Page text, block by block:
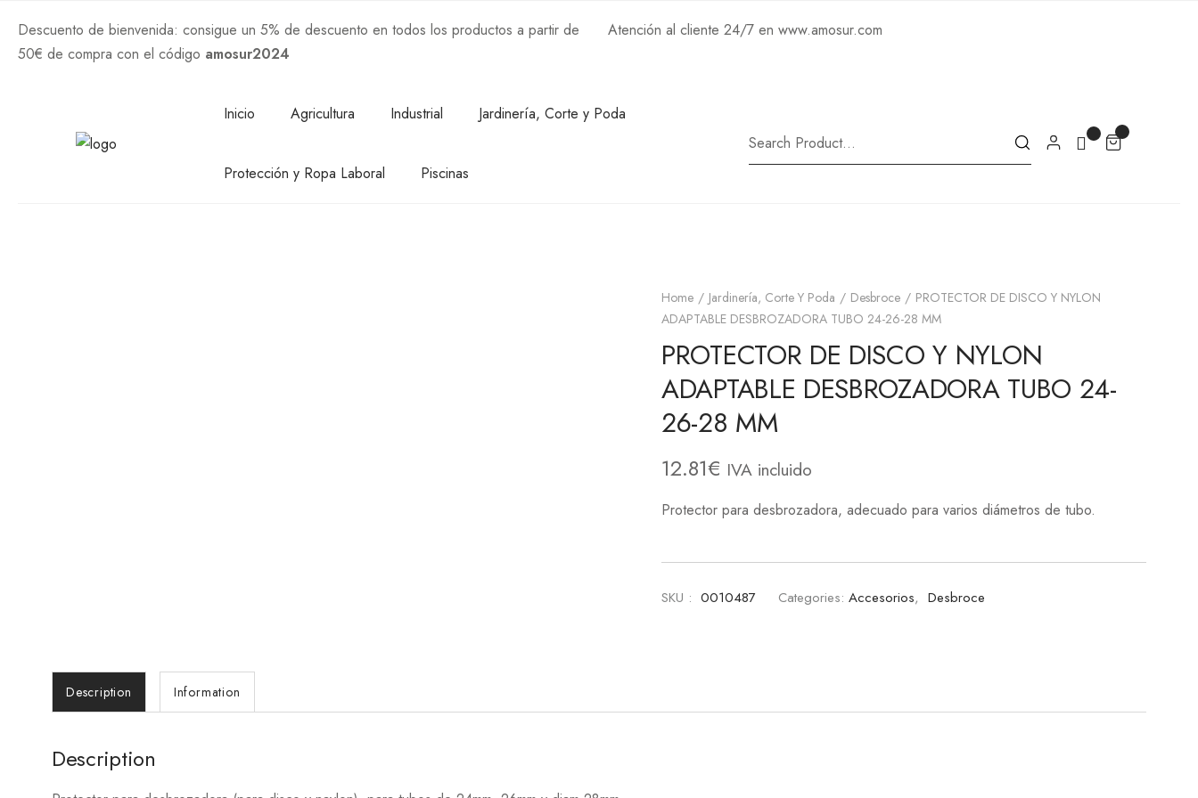
Descuento de bienvenida: consigue un 5% de descuento en todos los productos a partir de
50€ de compra con el código amosur2024
Atención al cliente 24/7 en www.amosur.com
Inicio Agricultura Industrial Jardinería, Corte y Poda
Protección y Ropa Laboral Piscinas
Home Jardinería, Corte Y Poda Desbroce
PROTECTOR DE DISCO Y NYLON
ADAPTABLE DESBROZADORA TUBO 24-26-28 MM
PROTECTOR DE DISCO Y NYLON
ADAPTABLE DESBROZADORA TUBO 24-
26-28 MM
12.81€ IVA incluido
Protector para desbrozadora, adecuado para varios diámetros de tubo.
SKU : 0010487 Categories: Accesorios, Desbroce
Description Information
Description